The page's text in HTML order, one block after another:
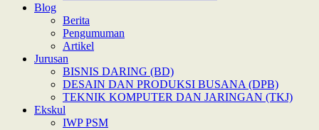
Blog
Berita
Pengumuman
Artikel
Jurusan
BISNIS DARING (BD)
DESAIN DAN PRODUKSI BUSANA (DPB)
TEKNIK KOMPUTER DAN JARINGAN (TKJ)
Ekskul
IWP PSM